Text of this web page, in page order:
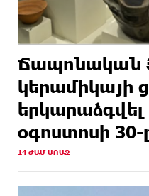
Ճապոնական
կերամիկայի
երկարաձգվել
օգոստոսի 30-
14 ԺԱՄ ԱՌԱՋ